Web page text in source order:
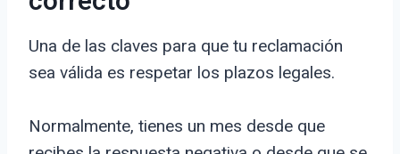
Una de las claves para que tu reclamación
sea válida es respetar los plazos legales.
Normalmente, tienes un mes desde que